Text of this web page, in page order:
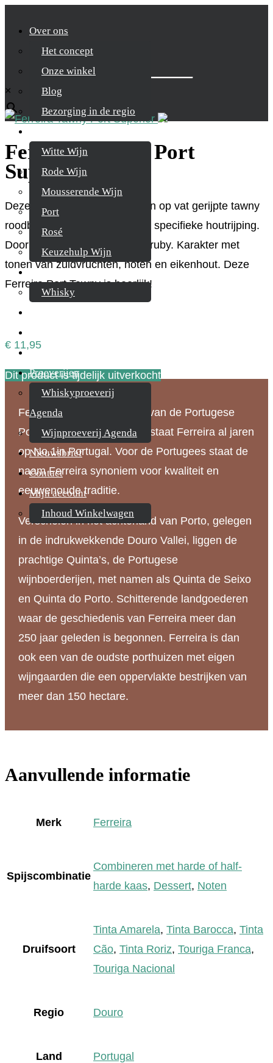
Over ons
Het concept
Onze winkel
Blog
Bezorging in de regio
Witte Wijn
Rode Wijn
Mousserende Wijn
Port
Rosé
Keuzehulp Wijn
Whisky
Whisky
Rum & Gin
Proeverijen
Whiskyproeverij
Agenda
Wijnproeverij Agenda
Nieuwsbrief
Contact
Mijn account
Inhoud Winkelwagen
Zoek je product
×
Ferreira Tawny Port
Superior
Deze Ferreira Ruby Port is een op vat gerijpte tawny
roodbruin, taankleurig door de specifieke houtrijping.
Doorleefder van karakter dan ruby. Karakter met
tonen van zuidvruchten, noten en eikenhout. Deze
Ferreira Port Tawny is heerlijk!
€ 11,95
Dit product is tijdelijk uitverkocht
Ferreira behoort tot de top van de Portugese
Porthuizen. Niet voor niets staat Ferreira al jaren
op No.1in Portugal. Voor de Portugees staat de
naam Ferreira synoniem voor kwaliteit en
eeuwenoude traditie.
Verscholen in het achterland van Porto, gelegen
in de indrukwekkende Douro Vallei, liggen de
prachtige Quinta’s, de Portugese
wijnboerderijen, met namen als Quinta de Seixo
en Quinta do Porto. Schitterende landgoederen
waar de geschiedenis van Ferreira meer dan
250 jaar geleden is begonnen. Ferreira is dan
ook een van de oudste porthuizen met eigen
wijngaarden die een oppervlakte bestrijken van
meer dan 150 hectare.
Aanvullende informatie
Merk Ferreira
Spijscombinatie
Combineren met harde of half-
harde kaas, Dessert, Noten
Druifsoort
Tinta Amarela, Tinta Barocca, Tinta
Cão, Tinta Roriz, Touriga Franca,
Touriga Nacional
Regio Douro
Land Portugal